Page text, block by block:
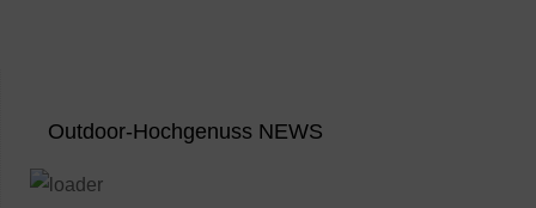
Outdoor-Hochgenuss NEWS